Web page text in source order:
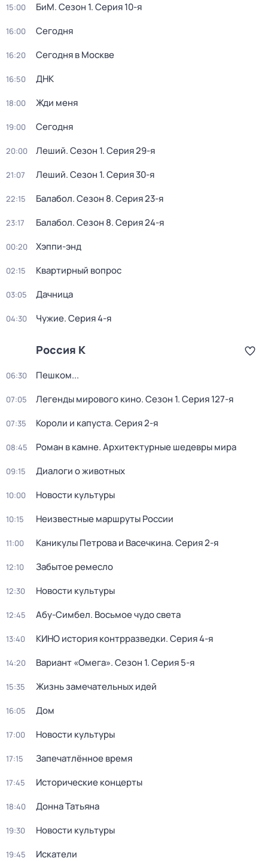
15:00 БиМ. Сезон 1. Серия 10-я
16:00 Сегодня
16:20 Сегодня в Москве
16:50 ДНК
18:00 Жди меня
19:00 Сегодня
20:00 Леший. Сезон 1. Серия 29-я
21:07 Леший. Сезон 1. Серия 30-я
22:15 Балабол. Сезон 8. Серия 23-я
23:17 Балабол. Сезон 8. Серия 24-я
00:20 Хэппи-энд
02:15 Квартирный вопрос
03:05 Дачница
04:30 Чужие. Серия 4-я
Россия К
06:30 Пешком...
07:05 Легенды мирового кино. Сезон 1. Серия 127-я
07:35 Короли и капуста. Серия 2-я
08:45 Роман в камне. Архитектурные шедевры мира
09:15 Диалоги о животных
10:00 Новости культуры
10:15 Неизвестные маршруты России
11:00 Каникулы Петрова и Васечкина. Серия 2-я
12:10 Забытое ремесло
12:30 Новости культуры
12:45 Абу-Симбел. Восьмое чудо света
13:40 КИНО история контрразведки. Серия 4-я
14:20 Вариант «Омега». Сезон 1. Серия 5-я
15:35 Жизнь замечательных идей
16:05 Дом
17:00 Новости культуры
17:15 Запечатлённое время
17:45 Исторические концерты
18:40 Донна Татьяна
19:30 Новости культуры
19:45 Искатели